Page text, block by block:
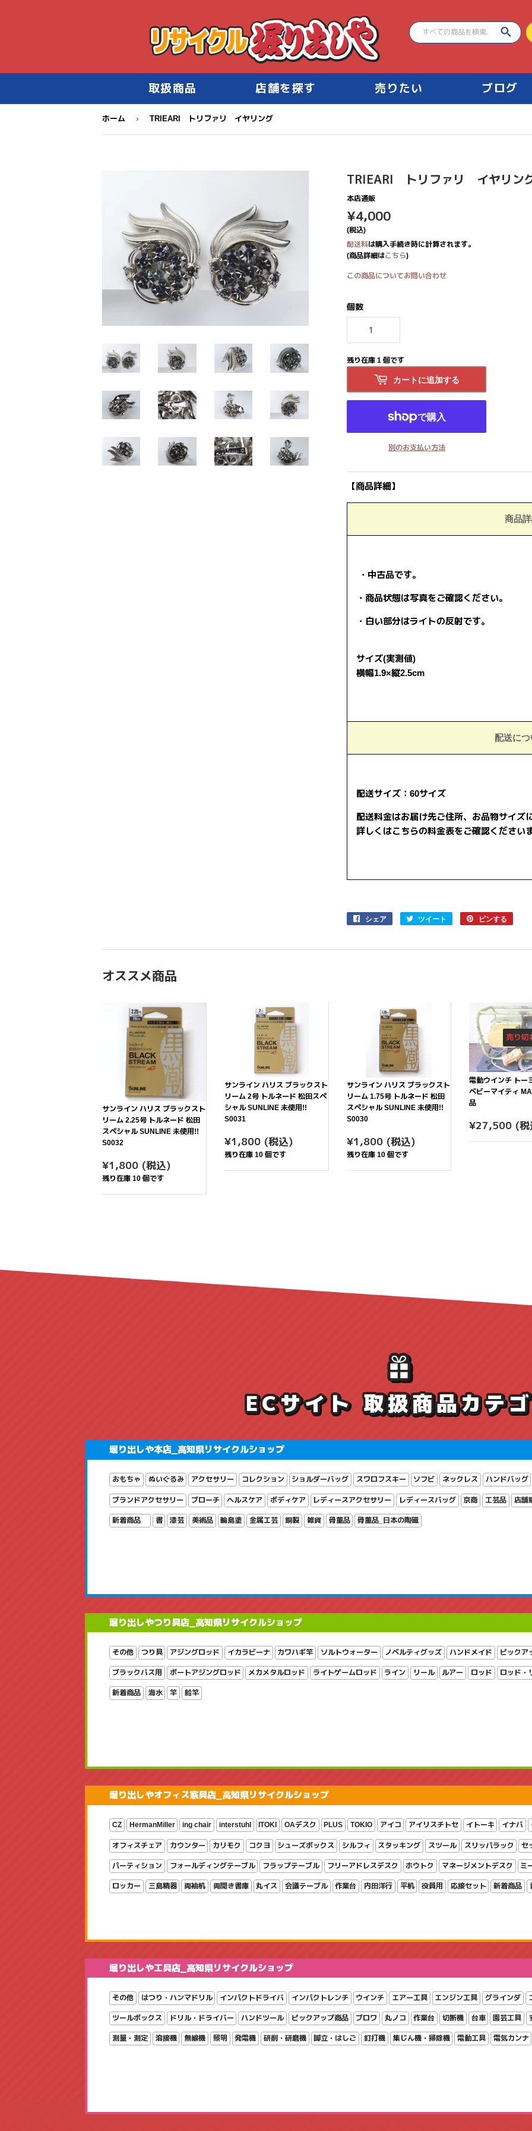
取扱商品 店舗を探す 売りたい ブログ
ホーム › TRIEARI トリファリ イヤリング
TRIEARI トリファリ イヤリン
本店通販
¥4,000
(税込)
配送料は購入手続き時に計算されます。
(商品詳細はこちら)
この商品についてお問い合わせ
個数
残り在庫 1 個です
カートに追加する
別のお支払い方法
【商品詳細】
商品
・中古品です。
・商品状態は写真をご確認ください。
・白い部分はライトの反射です。
サイズ(実測値)
横幅1.9×縦2.5cm
配送に
配送サイズ：60サイズ
配送料金はお届け先ご住所、お品物サイズ
詳しくはこちらの料金表をご確認ください
シェア
Facebookツイート
Twitter
ピンする
オススメ商品
サンライン ハリス ブラックスト
リーム 2.25号 トルネード 松田
スペシャル SUNLINE 未使用!!
S0032
通
常
価
¥1,800 ¥1,800
(税込)
残り在庫 10 個です
サンライン ハリス ブラックスト
リーム 2号 トルネード 松田スペ
シャル SUNLINE 未使用!!
S0031
通
常
価
¥1,800 ¥1,800
(税込)
残り在庫 10 個です
サンライン ハリス ブラックスト
リーム 1.75号 トルネード 松田
スペシャル SUNLINE 未使用!!
S0030
通
常
価
¥1,800 ¥1,800
(税込)
残り在庫 10 個です
売り切
電動ウインチ トー
ベビーマイティ
品
通
常
¥27,500 (
ECサイト 取扱商品カテ
堀り出しや本店_高知県リサイクルショップ
おもちゃ ぬいぐるみ アクセサリー コレクション ショルダーバッグ スワロフスキー ソフビ ネックレス ハンドバッグ
ブランドアクセサリー ブローチ ヘルスケア ボディケア レディースアクセサリー レディースバッグ 京商 工芸品 店舗
新着商品 書 漆芸 美術品 輪島塗 金属工芸 銅製 雑貨 骨董品 骨董品_日本の陶磁
堀り出しやつり具店_高知県リサイクルショップ
その他 つり具 アジングロッド イカラビーナ カワハギ竿 ソルトウォーター ノベルティグッズ ハンドメイド ピックア
ブラックバス用 ボートアジングロッド メカメタルロッド ライトゲームロッド ライン リール ルアー ロッド ロッド・
新着商品 海水 竿 船竿
堀り出しやオフィス家具店_高知県リサイクルショップ
CZ HermanMiller ing chair interstuhl ITOKI OAデスク PLUS TOKIO アイコ アイリスチトセ イトーキ イナバ
オフィスチェア カウンター カリモク コクヨ シューズボックス シルフィ スタッキング スツール スリッパラック セ
パーティション フォールディングテーブル フラップテーブル フリーアドレスデスク ホウトク マネージメントデスク ミ
ロッカー 三島精器 両袖机 両開き書庫 丸イス 会議テーブル 作業台 内田洋行 平机 役員用 応接セット 新着商品
堀り出しや工具店_高知県リサイクルショップ
その他 はつり・ハンマドリル インパクトドライバ インパクトレンチ ウインチ エアー工具 エンジン工具 グラインダ
ツールボックス ドリル・ドライバー ハンドツール ピックアップ商品 ブロワ 丸ノコ 作業台 切断機 台車 園芸工具
測量・測定 溶接機 無線機 照明 発電機 研削・研磨機 脚立・はしご 釘打機 集じん機・掃除機 電動工具 電気カンナ